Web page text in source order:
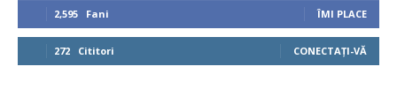
2,595 Fani ÎMI PLACE
272 Cititori CONECTAȚI-VĂ